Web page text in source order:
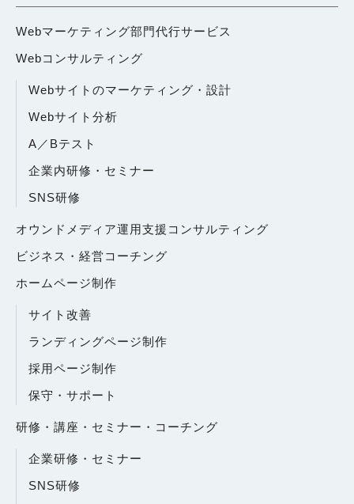
Webマーケティング部門代行サービス
Webコンサルティング
Webサイトのマーケティング・設計
Webサイト分析
A／Bテスト
企業内研修・セミナー
SNS研修
オウンドメディア運用支援コンサルティング
ビジネス・経営コーチング
ホームページ制作
サイト改善
ランディングページ制作
採用ページ制作
保守・サポート
研修・講座・セミナー・コーチング
企業研修・セミナー
SNS研修